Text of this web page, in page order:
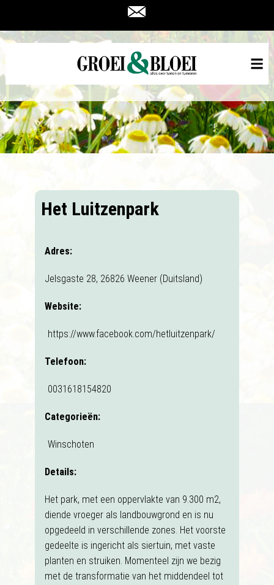
Het Luitzenpark
Adres:
Jelsgaste 28, 26826 Weener (Duitsland)
Website:
https://www.facebook.com/hetluitzenpark/
Telefoon:
0031618154820
Categorieën:
Winschoten
Details:
Het park, met een oppervlakte van 9.300 m2,
diende vroeger als landbouwgrond en is nu
opgedeeld in verschillende zones. Het voorste
gedeelte is ingericht als siertuin, met vaste
planten en struiken. Momenteel zijn we bezig
met de transformatie van het middendeel tot